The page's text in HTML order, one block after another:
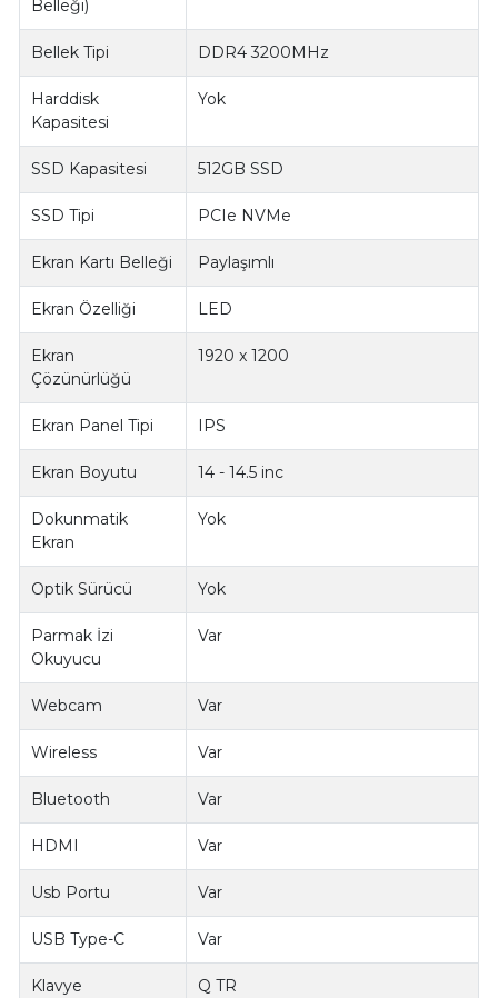
Belleği)
Bellek Tipi DDR4 3200MHz
Harddisk
Kapasitesi
Yok
SSD Kapasitesi 512GB SSD
SSD Tipi PCIe NVMe
Ekran Kartı Belleği Paylaşımlı
Ekran Özelliği LED
Ekran
Çözünürlüğü
1920 x 1200
Ekran Panel Tipi IPS
Ekran Boyutu 14 - 14.5 inc
Dokunmatik
Ekran
Yok
Optik Sürücü Yok
Parmak İzi
Okuyucu
Var
Webcam Var
Wireless Var
Bluetooth Var
HDMI Var
Usb Portu Var
USB Type-C Var
Klavye Q TR